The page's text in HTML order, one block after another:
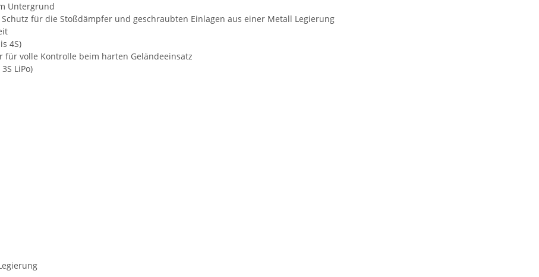
Untergrund
für die Stoßdämpfer und geschraubten Einlagen aus einer Metall Legierung
4S)
volle Kontrolle beim harten Geländeeinsatz
LiPo)